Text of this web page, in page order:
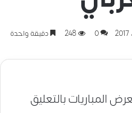
0
248 دقيقة واحدة
المباريات بالتعليق